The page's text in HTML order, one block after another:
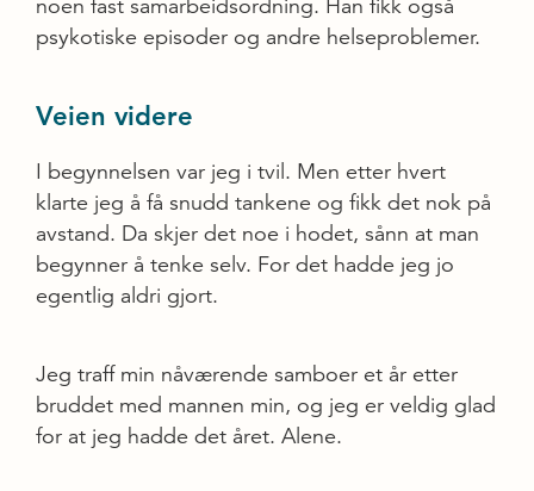
noen fast samarbeidsordning. Han fikk også
psykotiske episoder og andre helseproblemer.
Veien videre
I begynnelsen var jeg i tvil. Men etter hvert
klarte jeg å få snudd tankene og fikk det nok på
avstand. Da skjer det noe i hodet, sånn at man
begynner å tenke selv. For det hadde jeg jo
egentlig aldri gjort.
Jeg traff min nåværende samboer et år etter
bruddet med mannen min, og jeg er veldig glad
for at jeg hadde det året. Alene.